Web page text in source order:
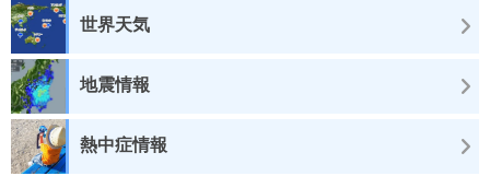
世界天気
地震情報
熱中症情報